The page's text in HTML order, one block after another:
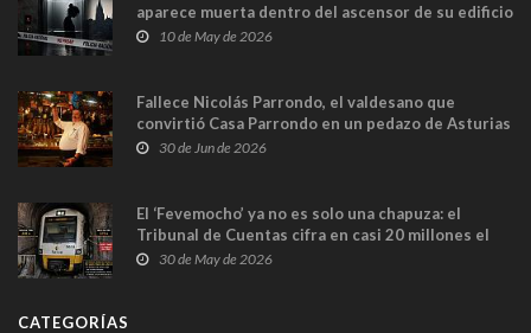
aparece muerta dentro del ascensor de su edificio
y las cámaras captan sus últimos minutos
10 de May de 2026
Fallece Nicolás Parrondo, el valdesano que
convirtió Casa Parrondo en un pedazo de Asturias
en Madrid
30 de Jun de 2026
El ‘Fevemocho’ ya no es solo una chapuza: el
Tribunal de Cuentas cifra en casi 20 millones el
sobrecoste de los trenes que no cabían por los
30 de May de 2026
CATEGORÍAS